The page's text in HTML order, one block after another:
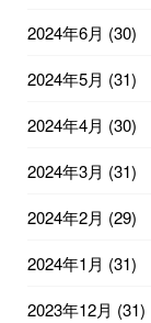
2024年6月 (30)
2024年5月 (31)
2024年4月 (30)
2024年3月 (31)
2024年2月 (29)
2024年1月 (31)
2023年12月 (31)